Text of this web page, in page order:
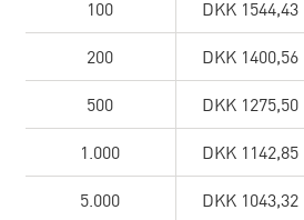
100 DKK 1544,43
200 DKK 1400,56
500 DKK 1275,50
1.000 DKK 1142,85
5.000 DKK 1043,32